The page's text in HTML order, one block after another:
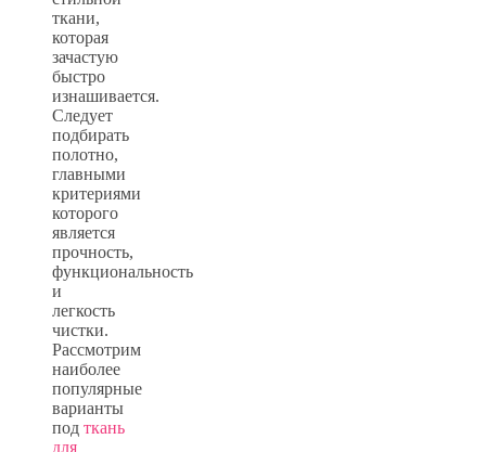
ткани,
которая
зачастую
быстро
изнашивается.
Следует
подбирать
полотно,
главными
критериями
которого
является
прочность,
функциональность
и
легкость
чистки.
Рассмотрим
наиболее
популярные
варианты
под ткань
для